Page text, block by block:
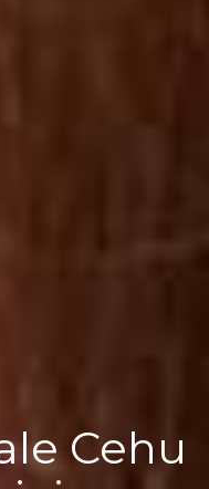
Cehu